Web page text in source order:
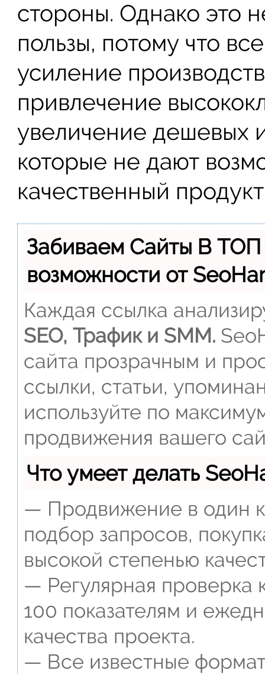
стороны. Однако это
пользы, потому что
усиление
привлечение
увеличение дешевых
которые не дают
качественный
Забиваем Сайты В
возможности от
Каждая ссылка
SEO, Трафик и SMM.
сайта прозрачным и
ссылки, статьи,
используйте по
продвижения вашего
Что умеет делать
— Продвижение в один
подбор запросов,
высокой степенью
— Регулярная проверка
100 показателям и
качества проекта.
— Все известные